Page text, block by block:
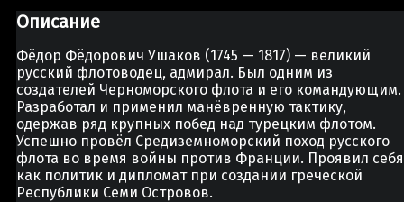
Описание
Фёдор Фёдорович Ушаков (1745 — 1817) — великий
русский флотоводец, адмирал. Был одним из
создателей Черноморского флота и его командующим.
Разработал и применил манёвренную тактику,
одержав ряд крупных побед над турецким флотом.
Успешно провёл Средиземноморский поход русского
флота во время войны против Франции. Проявил себя
как политик и дипломат при создании греческой
Республики Семи Островов.